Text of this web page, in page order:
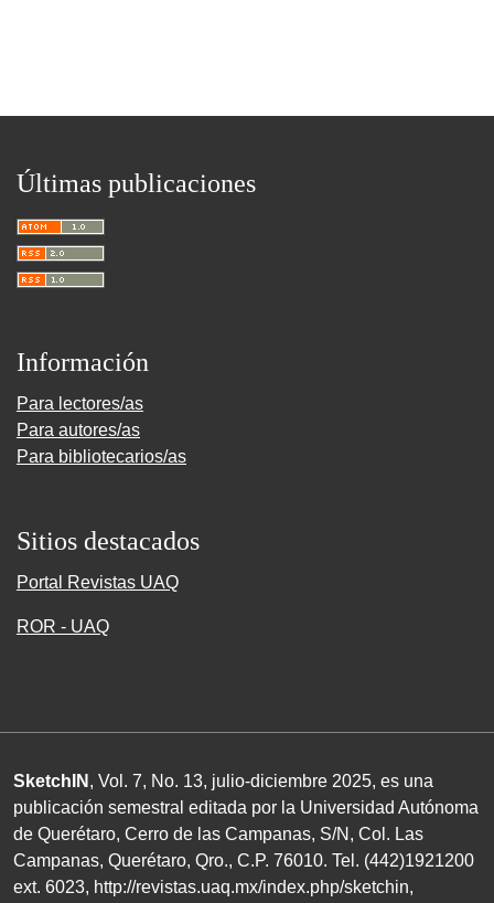
Últimas publicaciones
Información
Para lectores/as
Para autores/as
Para bibliotecarios/as
Sitios destacados
Portal Revistas UAQ
ROR - UAQ
SketchIN , Vol. 7, No. 13, julio-diciembre 2025, es una
publicación semestral editada por la Universidad Autónoma
de Querétaro, Cerro de las Campanas, S/N , Col. Las
Campanas, Querétaro, Qro., C.P. 76010. Tel. (442)1921200
ext. 6023, http://revistas.uaq.mx/index.php/sketchin,